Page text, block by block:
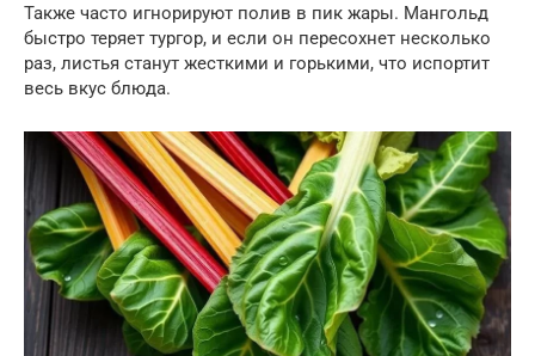
Также часто игнорируют полив в пик жары. Мангольд
быстро теряет тургор, и если он пересохнет несколько
раз, листья станут жесткими и горькими, что испортит
весь вкус блюда.